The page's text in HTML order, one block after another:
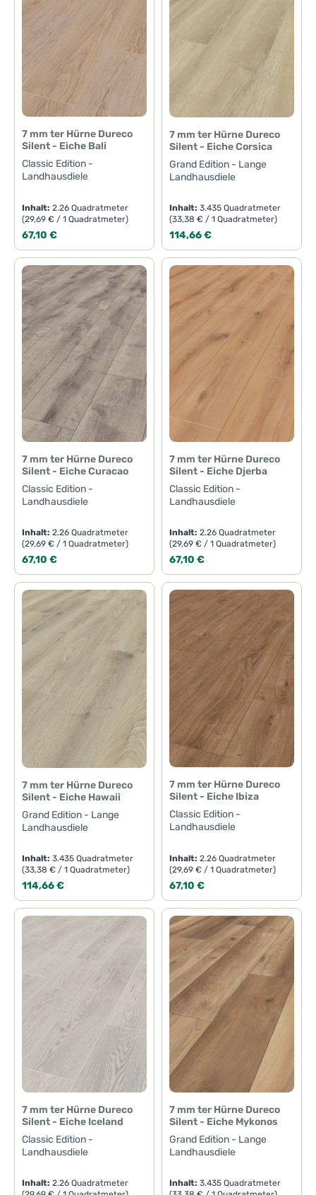
7 mm ter Hürne Dureco
Silent - Eiche Bali
Classic Edition -
Landhausdiele
Inhalt:2.26 Quadratmeter
(29,69 € / 1 Quadratmeter)
Regulärer Preis:
67,10 €
7 mm ter Hürne Dureco
Silent - Eiche Corsica
Grand Edition - Lange
Landhausdiele
Inhalt:3.435 Quadratmeter
(33,38 € / 1 Quadratmeter)
Regulärer Preis:
114,66 €
7 mm ter Hürne Dureco
Silent - Eiche Curacao
Classic Edition -
Landhausdiele
Inhalt:2.26 Quadratmeter
(29,69 € / 1 Quadratmeter)
Regulärer Preis:
67,10 €
7 mm ter Hürne Dureco
Silent - Eiche Djerba
Classic Edition -
Landhausdiele
Inhalt:2.26 Quadratmeter
(29,69 € / 1 Quadratmeter)
Regulärer Preis:
67,10 €
7 mm ter Hürne Dureco
Silent - Eiche Hawaii
Grand Edition - Lange
Landhausdiele
Inhalt:3.435 Quadratmeter
(33,38 € / 1 Quadratmeter)
Regulärer Preis:
114,66 €
7 mm ter Hürne Dureco
Silent - Eiche Ibiza
Classic Edition -
Landhausdiele
Inhalt:2.26 Quadratmeter
(29,69 € / 1 Quadratmeter)
Regulärer Preis:
67,10 €
7 mm ter Hürne Dureco
Silent - Eiche Iceland
Classic Edition -
Landhausdiele
Inhalt:2.26 Quadratmeter
7 mm ter Hürne Dureco
Silent - Eiche Mykonos
Grand Edition - Lange
Landhausdiele
Inhalt:3.435 Quadratmeter